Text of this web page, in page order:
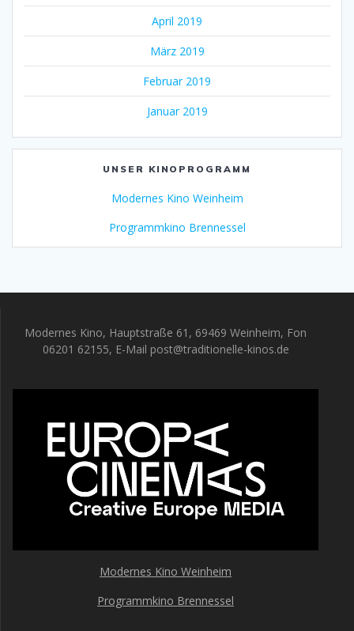
April 2019
März 2019
Februar 2019
Januar 2019
UNSER KINOPROGRAMM
Modernes Kino Weinheim
Programmkino Brennessel
Modernes Kino, Hauptstraße 61, 69469 Weinheim, Fon
06201 62155, E-Mail post@traditionelle-kinos.de
Modernes Kino Weinheim
Programmkino Brennessel